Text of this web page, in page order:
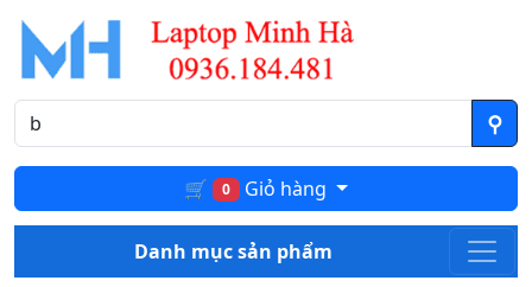
🛒 0 Giỏ hàng
Danh mục sản phẩm